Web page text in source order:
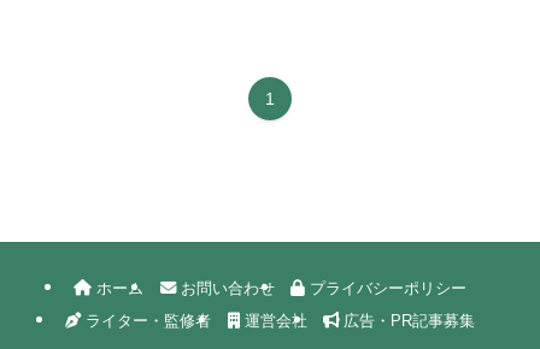
1
ホーム お問い合わせ
プライバシーポリシー
ライター・監修者
運営会社 広告・PR記事募集